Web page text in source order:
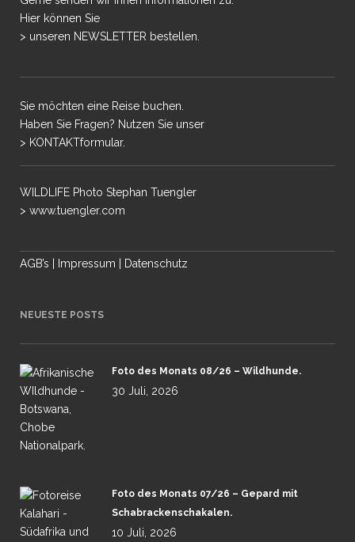
Hier können Sie
> unseren NEWSLETTER bestellen.
Sie möchten eine Reise buchen.
Haben Sie Fragen? Nutzen Sie unser
> KONTAKTformular.
WILDLIFE Photo Stephan Tuengler
> www.tuengler.com
AGB’s Impressum Datenschutz
NEUESTE POSTS
Foto des Monats 08/26 – Wildhunde.
30 Juli, 2026
Foto des Monats 07/26 – Gepard mit
Schabrackenschakalen.
10 Juli, 2026